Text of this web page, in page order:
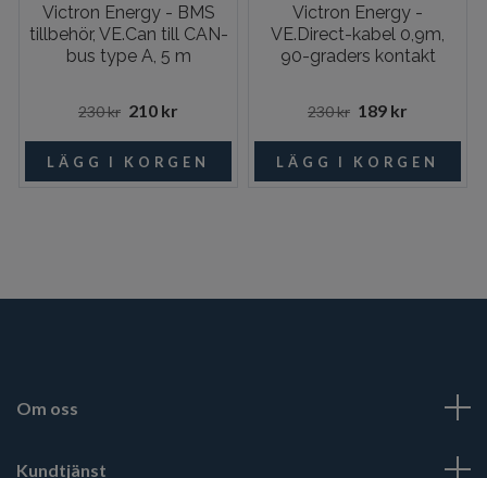
Victron Energy - BMS
tillbehör, VE.Can till CAN-
bus type A, 5 m
230 kr 210 kr
Victron Energy -
VE.Direct-kabel 0,9m,
90-graders kontakt
230 kr 189 kr
Om oss
Kundtjänst